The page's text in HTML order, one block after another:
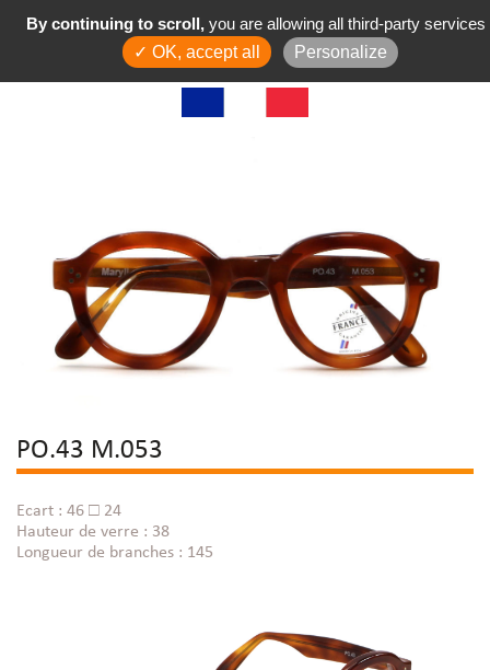
PO.43 M.053
Ecart : 46 □ 24
Hauteur de verre : 38
Longueur de branches : 145
By continuing to scroll, you are allowing all third-party services
✓ OK, accept all
Personalize